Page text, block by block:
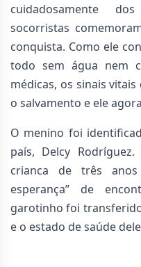
cuidadosamente
socorristas
conquista. Como ele
todo sem água nem
médicas, os sinais
o salvamento e ele
O menino foi
país, Delcy Rodríguez.
crianca de três
esperança” de
garotinho foi
e o estado de saúde